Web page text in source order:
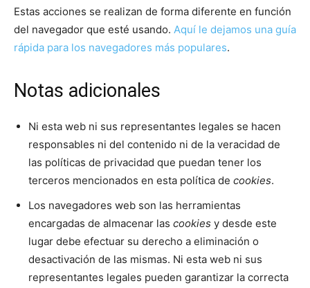
Estas acciones se realizan de forma diferente en función
del navegador que esté usando. Aquí le dejamos una guía
rápida para los navegadores más populares.
Notas adicionales
Ni esta web ni sus representantes legales se hacen
responsables ni del contenido ni de la veracidad de
las políticas de privacidad que puedan tener los
terceros mencionados en esta política de cookies.
Los navegadores web son las herramientas
encargadas de almacenar las cookies y desde este
lugar debe efectuar su derecho a eliminación o
desactivación de las mismas. Ni esta web ni sus
representantes legales pueden garantizar la correcta